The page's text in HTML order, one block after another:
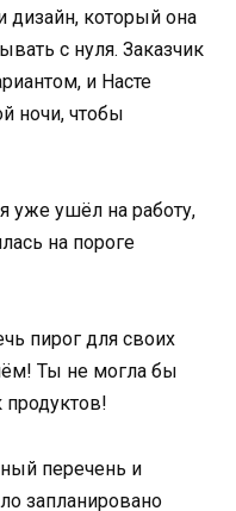
дизайн, который она
с нуля. Заказчик
и Насте
ночи, чтобы
уже ушёл на работу,
на пороге
пирог для своих
Ты не могла бы
продуктов!
перечень и
запланировано